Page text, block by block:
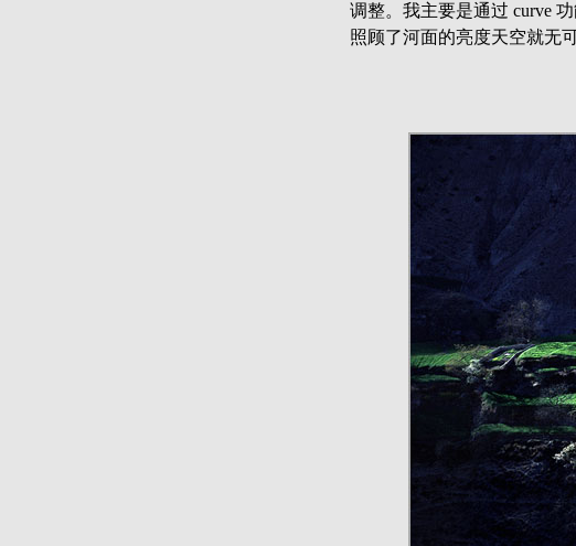
调整。我主要是通过 curve
照顾了河面的亮度天空就无